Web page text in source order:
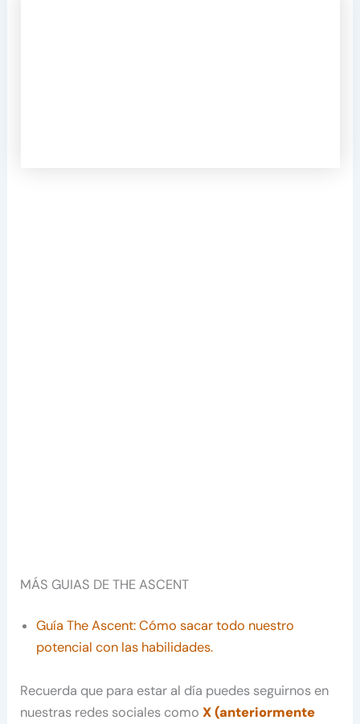
MÁS GUIAS DE THE ASCENT
Guía The Ascent: Cómo sacar todo nuestro
potencial con las habilidades.
Recuerda que para estar al día puedes seguirnos en
nuestras redes sociales comoX (anteriormente